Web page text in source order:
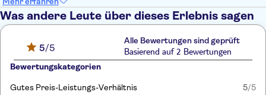
Was andere Leute über dieses Erlebnis sagen
5/5
Alle Bewertungen sind geprüft
Basierend auf 2 Bewertungen
Bewertungskategorien
Gutes Preis-Leistungs-Verhältnis 5/5